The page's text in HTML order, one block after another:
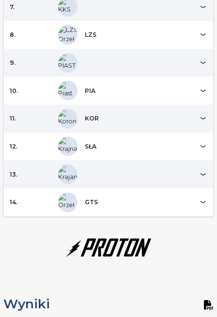
7.
8. LZS
9.
10. PIA
11. KOR
12. SŁA
13.
14. GTS
Wyniki